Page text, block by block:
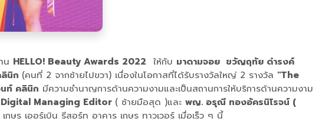
น HELLO! Beauty Awards 2022 ให้กับ มาดามจอย ขวัญฤทัย ดำรงค์
นิก (คนที่ 2 จากซ้ายไปขวา) เนื่องในโอกาสที่ได้รับรางวัลใหญ่ 2 รางวัล "The
ท์ คลินิก มีความชำนาญการด้านความงามและเป็นสถานการให้บริการด้านความงาม
Managing Editor ( ซ้ายมือสุด )และ พญ. อรุณี ทองอัครนิโรจน์ (
ร เออร์เบิน รีสอร์ท อาคาร เกษร ทาวเวอร์ เมื่อเร็ว ๆ นี้